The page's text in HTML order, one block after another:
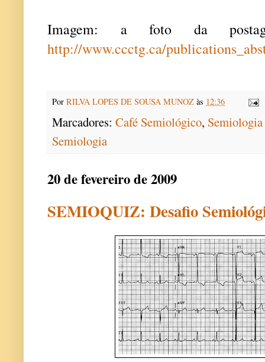
Imagem: a foto da
http://www.ccctg.ca/
Por RILVA LOPES DE SOUSA MUNOZ às 12:36
Marcadores: Café Semiológico,
Semiologia
20 de fevereiro de 2009
SEMIOQUIZ: Desafio